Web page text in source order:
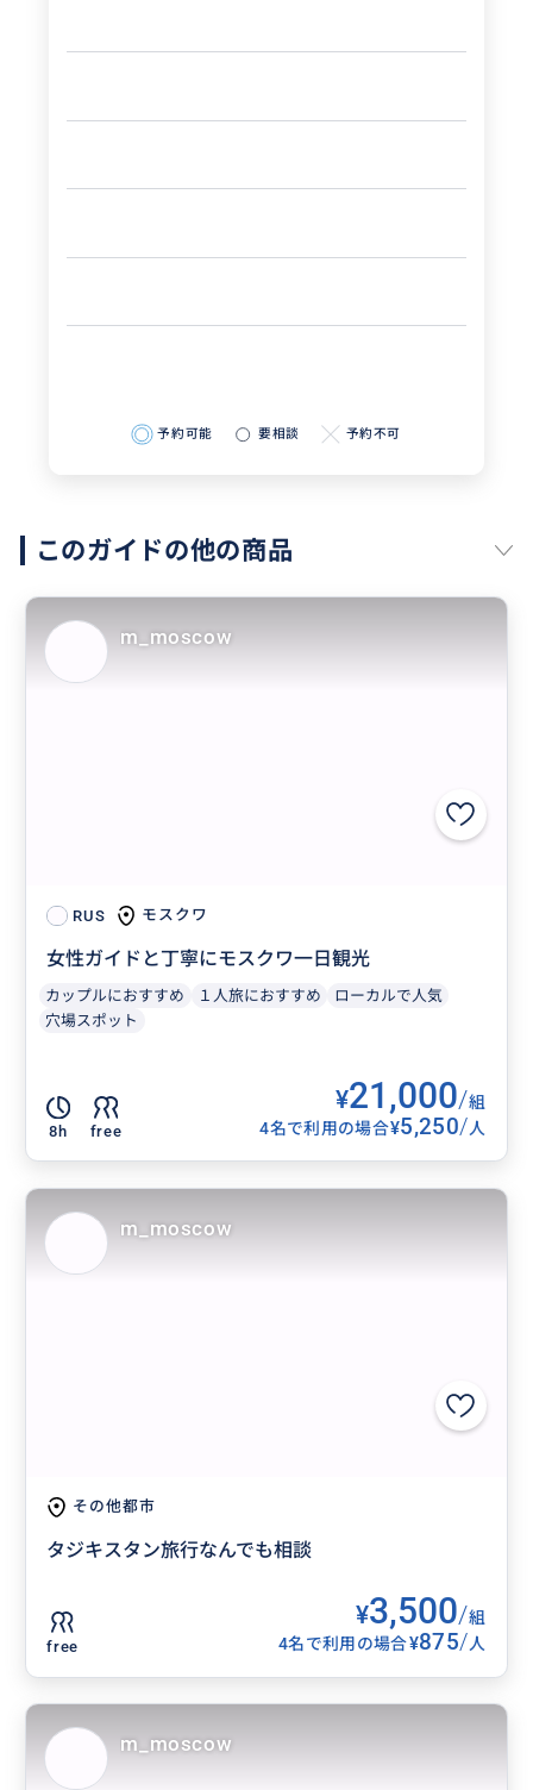
予約可能 要相談 予約不可
このガイドの他の商品
RUS モスクワ
女性ガイドと丁寧にモスクワ一日観光
カップルにおすすめ １人旅におすすめ
ローカルで人気
穴場スポット
8h free
¥21,000/組
4名で利用の場合¥5,250/人
m_moscow
その他都市
タジキスタン旅行なんでも相談
free
¥3,500/組
4名で利用の場合¥875/人
m_moscow
m_moscow